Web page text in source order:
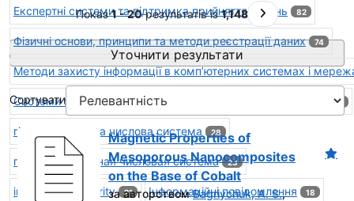
Експертні системи та підтримка прийняття рішень 82
Фізичні основи, принципи та методи реєстрації даних 74
Методи захисту інформації в комп’ютерних системах і
Системи збереження і масового розповсюдження даних 44
гіперкомплексна числова система 28
гиперкомплексная числовая система 23
information security 21 Інформаційні повідомлення 18
Показ1 - 20результатів із1,148 На наступну
Уточнити результати
Сортувати
Magnetic Properties of
Mesoporous Nanocomposites
on the Base of Cobalt
за авторствомBagriychuk, A. S.,